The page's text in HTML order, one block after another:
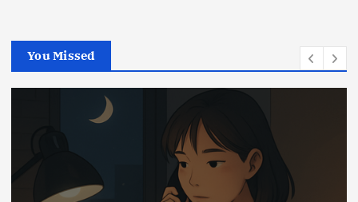
You Missed